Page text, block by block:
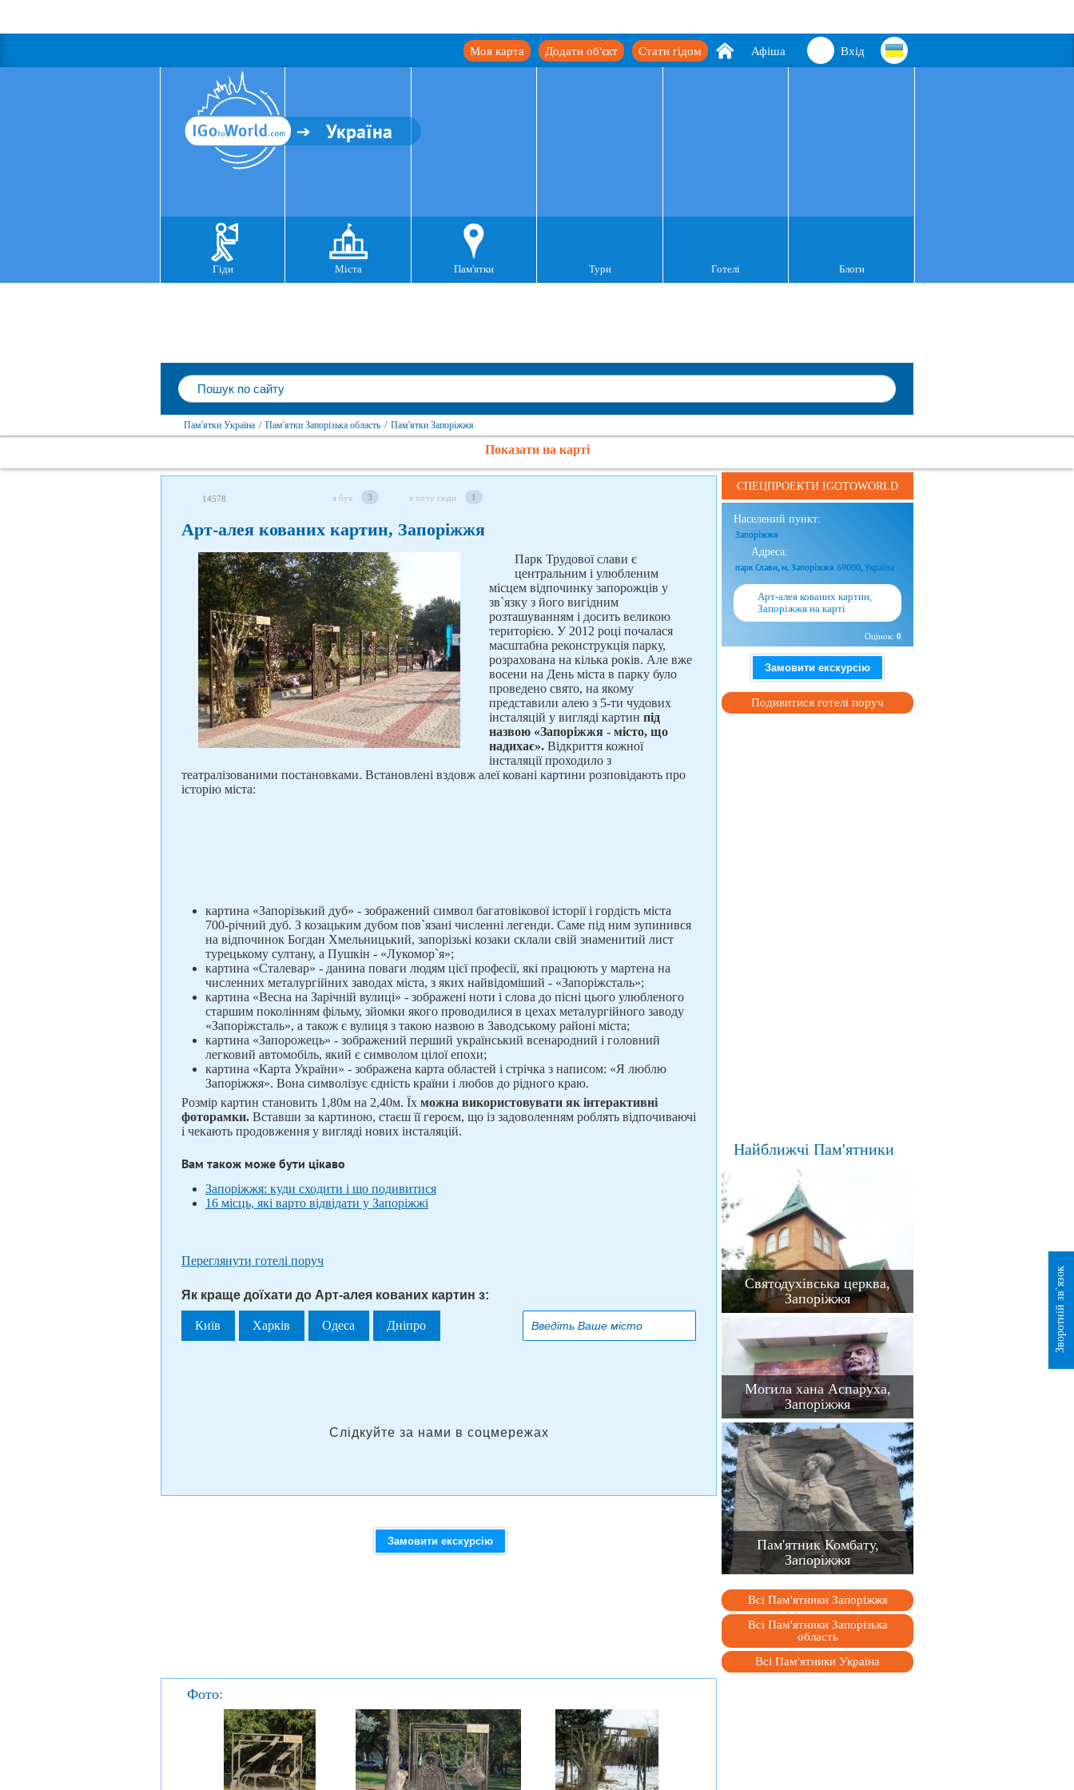
Вхід
Афіша
Стати гідом
Додати об'єкт
Моя карта
Україна
Гіди Міста Пам'ятки Тури Готелі Блоги
Пам'ятки Україна / Пам'ятки Запорізька область / Пам'ятки Запоріжжя
Показати на карті
14578 я був 3 я хочу сюди 1
Арт-алея кованих картин, Запоріжжя
Парк Трудової слави є
центральним і улюбленим
місцем відпочинку запорожців у
зв`язку з його вигідним
розташуванням і досить великою
територією. У 2012 році почалася
масштабна реконструкція парку,
розрахована на кілька років. Але вже
восени на День міста в парку було
проведено свято, на якому
представили алею з 5-ти чудових
інсталяцій у вигляді картин під
назвою «Запоріжжя - місто, що
надихає». Відкриття кожної
інсталяції проходило з
театралізованими постановками. Встановлені вздовж алеї ковані картини розповідають про
історію міста:
картина «Запорізький дуб» - зображений символ багатовікової історії і гордість міста
700-річний дуб. З козацьким дубом пов`язані численні легенди. Саме під ним зупинився
на відпочинок Богдан Хмельницький, запорізькі козаки склали свій знаменитий лист
турецькому султану, а Пушкін - «Лукомор`я»;
картина «Сталевар» - данина поваги людям цієї професії, які працюють у мартена на
численних металургійних заводах міста, з яких найвідоміший - «Запоріжсталь»;
картина «Весна на Зарічній вулиці» - зображені ноти і слова до пісні цього улюбленого
старшим поколінням фільму, зйомки якого проводилися в цехах металургійного заводу
«Запоріжсталь», а також є вулиця з такою назвою в Заводському районі міста;
картина «Запорожець» - зображений перший український всенародний і головний
легковий автомобіль, який є символом цілої епохи;
картина «Карта України» - зображена карта областей і стрічка з написом: «Я люблю
Запоріжжя». Вона символізує єдність країни і любов до рідного краю.
Розмір картин становить 1,80м на 2,40м. Їх можна використовувати як інтерактивні
фоторамки. Вставши за картиною, стаєш її героєм, що із задоволенням роблять відпочиваючі
і чекають продовження у вигляді нових інсталяцій.
Вам також може бути цікаво
Запоріжжя: куди сходити і що подивитися
16 місць, які варто відвідати у Запоріжжі
Переглянути готелі поруч
Як краще доїхати до Арт-алея кованих картин з:
Київ Харків Одеса Дніпро
Слідкуйте за нами в соцмережах
Замовити екскурсію
Фото:
СПЕЦПРОЕКТИ IGOTOWORLD
Населений пункт:
Запоріжжя
Адреса:
парк Слави, м. Запоріжжя 69000, Україна
Арт-алея кованих картин,
Запоріжжя на карті
Оцінок: 0
Замовити екскурсію
Подивитися готелі поруч
Найближчі Пам'ятники
Святодухівська церква,
Запоріжжя
Могила хана Аспаруха,
Запоріжжя
Пам'ятник Комбату,
Запоріжжя
Всі Пам'ятники Запоріжжя
Всі Пам'ятники Запорізька
область
Всі Пам'ятники Україна
Зворотній зв`язок